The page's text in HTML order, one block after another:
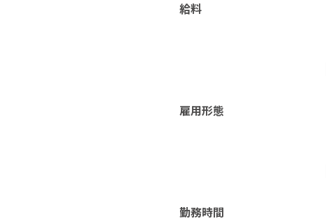
給料
雇用形態
勤務時間